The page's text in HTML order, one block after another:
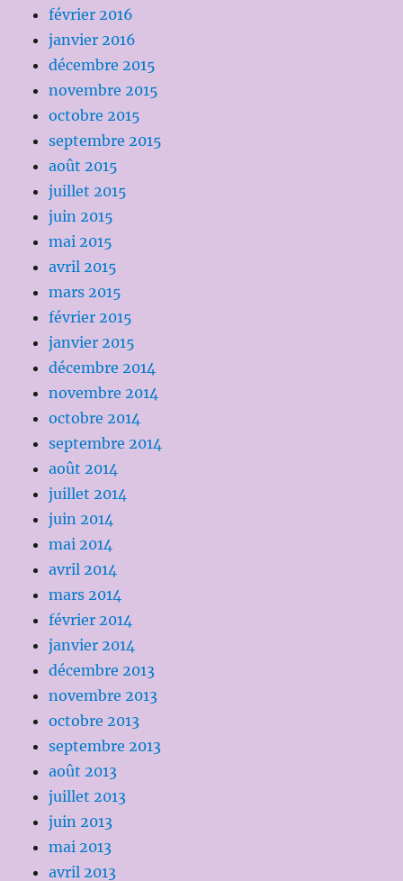
février 2016
janvier 2016
décembre 2015
novembre 2015
octobre 2015
septembre 2015
août 2015
juillet 2015
juin 2015
mai 2015
avril 2015
mars 2015
février 2015
janvier 2015
décembre 2014
novembre 2014
octobre 2014
septembre 2014
août 2014
juillet 2014
juin 2014
mai 2014
avril 2014
mars 2014
février 2014
janvier 2014
décembre 2013
novembre 2013
octobre 2013
septembre 2013
août 2013
juillet 2013
juin 2013
mai 2013
avril 2013